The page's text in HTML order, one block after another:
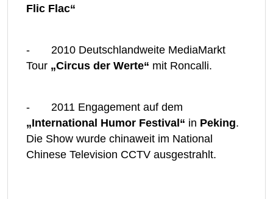
Flic Flac“
- 2010 Deutschlandweite MediaMarkt
Tour „Circus der Werte“ mit Roncalli.
- 2011 Engagement auf dem
„International Humor Festival“ in Peking.
Die Show wurde chinaweit im National
Chinese Television CCTV ausgestrahlt.